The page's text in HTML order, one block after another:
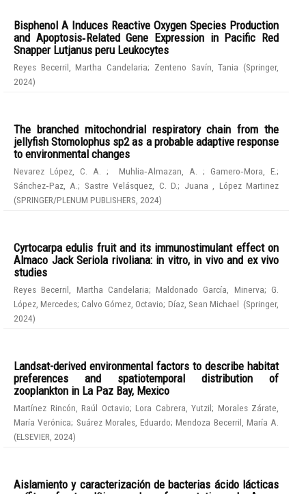
Bisphenol A Induces Reactive Oxygen Species Production
and Apoptosis‑Related Gene Expression in Pacific Red
Snapper Lutjanus peru Leukocytes
Reyes Becerril, Martha Candelaria; Zenteno Savín, Tania (Springer,
2024)
The branched mitochondrial respiratory chain from the
jellyfish Stomolophus sp2 as a probable adaptive response
to environmental changes
Nevarez López, C. A. ; Muhlia‑Almazan, A.;Gamero‑Mora, E.;
Sánchez‑Paz, A.; Sastre Velásquez, C. D.; Juana , López Martinez
(SPRINGER/PLENUM PUBLISHERS 2024)
Cyrtocarpa edulis fruit and its immunostimulant effect on
Almaco Jack Seriola rivoliana: in vitro, in vivo and ex vivo
studies
Reyes Becerril, Martha Candelaria;Maldonado García, Minerva;G.
López, Mercedes;Calvo Gómez, Octavio; Díaz, Sean Michael (Springer,
2024)
Landsat-derived environmental factors to describe habitat
preferences and spatiotemporal distribution of
zooplankton in La Paz Bay, Mexico
Martínez Rincón, Raúl Octavio; Lora Cabrera, Yutzil; Morales Zárate,
María Verónica; Suárez Morales, Eduardo;Mendoza Becerril, María A.
(ELSEVIER 2024)
Aislamiento y caracterización de bacterias ácido lácticas